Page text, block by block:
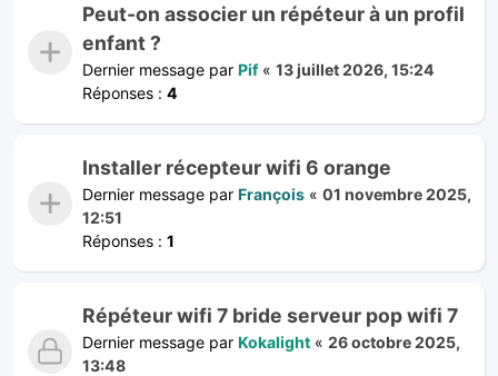
Peut-on associer un répéteur à un profil
enfant ?
Dernier message par Pif« 13 juillet 2026, 15:24
Réponses : 4
Installer récepteur wifi 6 orange
Dernier message par François « 01 novembre 2025,
12:51
Réponses : 1
Répéteur wifi 7 bride serveur pop wifi 7
Dernier message par Kokalight « 26 octobre 2025,
13:48